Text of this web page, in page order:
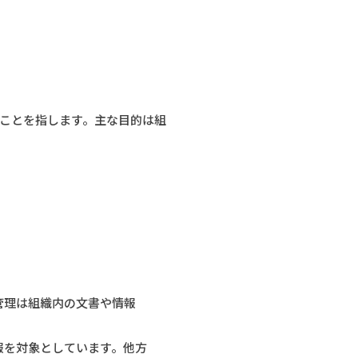
とを指します。主な目的は組
は組織内の文書や情報
対象としています。他方